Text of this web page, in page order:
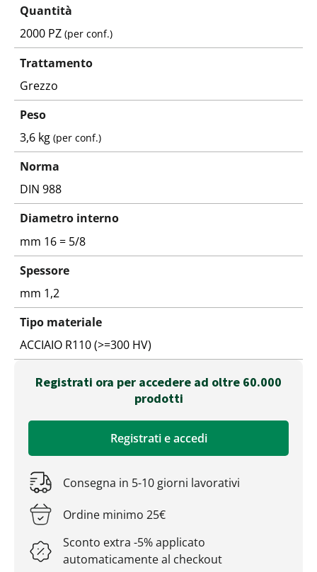
Quantità
2000 PZ(per conf.)
Trattamento
Grezzo
Peso
3,6 kg(per conf.)
Norma
DIN 988
Diametro interno
mm 16 = 5/8
Spessore
mm 1,2
Tipo materiale
ACCIAIO R110 (>=300 HV)
Registrati ora per accedere ad oltre 60.000
prodotti
Registrati e accedi
Consegna in 5-10 giorni lavorativi
Ordine minimo 25€
Sconto extra -5% applicato
automaticamente al checkout